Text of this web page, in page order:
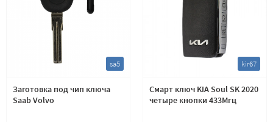
sa5
Заготовка под чип ключа
Saab Volvo
kir67
Смарт ключ KIA Soul SK 2020
четыре кнопки 433Мгц